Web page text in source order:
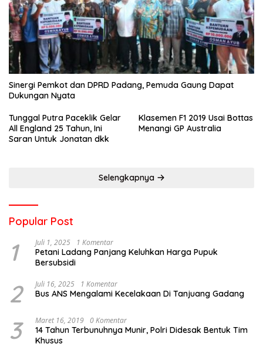
Sinergi Pemkot dan DPRD Padang, Pemuda Gaung Dapat
Dukungan Nyata
Tunggal Putra Paceklik Gelar
All England 25 Tahun, Ini
Saran Untuk Jonatan dkk
Klasemen F1 2019 Usai Bottas
Menangi GP Australia
Selengkapnya
Popular Post
1 Juli 1, 2025 1 Komentar
Petani Ladang Panjang Keluhkan Harga Pupuk
Bersubsidi
2 Juli 16, 2025 1 Komentar
Bus ANS Mengalami Kecelakaan Di Tanjuang Gadang
3 Maret 16, 2019 0 Komentar
14 Tahun Terbunuhnya Munir, Polri Didesak Bentuk Tim
Khusus